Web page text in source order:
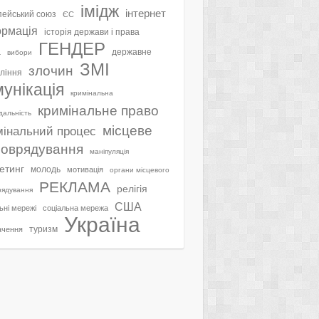
союз ЄС імідж інтернет
історія держави і права
вибори ГЕНДЕР державне
злочин ЗМІ
кримінальна
кримінальне право
процес місцеве
маніпуляція
молодь мотивація органи місцевого
РЕКЛАМА релігія
мережі соціальна мережа США
туризм Україна